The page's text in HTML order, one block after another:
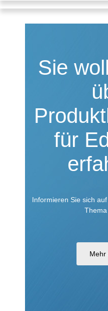
Sie
für
Informieren Sie sich
Thema
Mehr